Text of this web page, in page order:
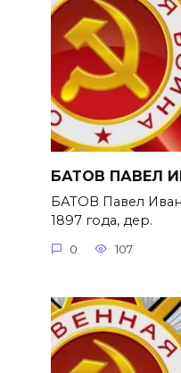
БАТОВ ПАВЕЛ
БАТОВ Павел
1897 года, дер.
0 107